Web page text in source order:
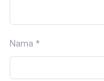
Nama *